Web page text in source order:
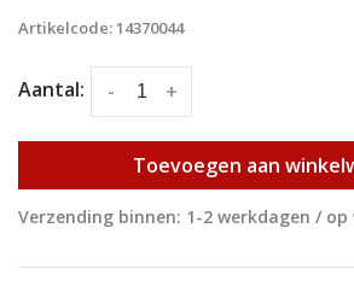
Artikelcode:14370044
Aantal: +
-
Toevoegen aan
Verzending binnen: 1-2 werkdagen /